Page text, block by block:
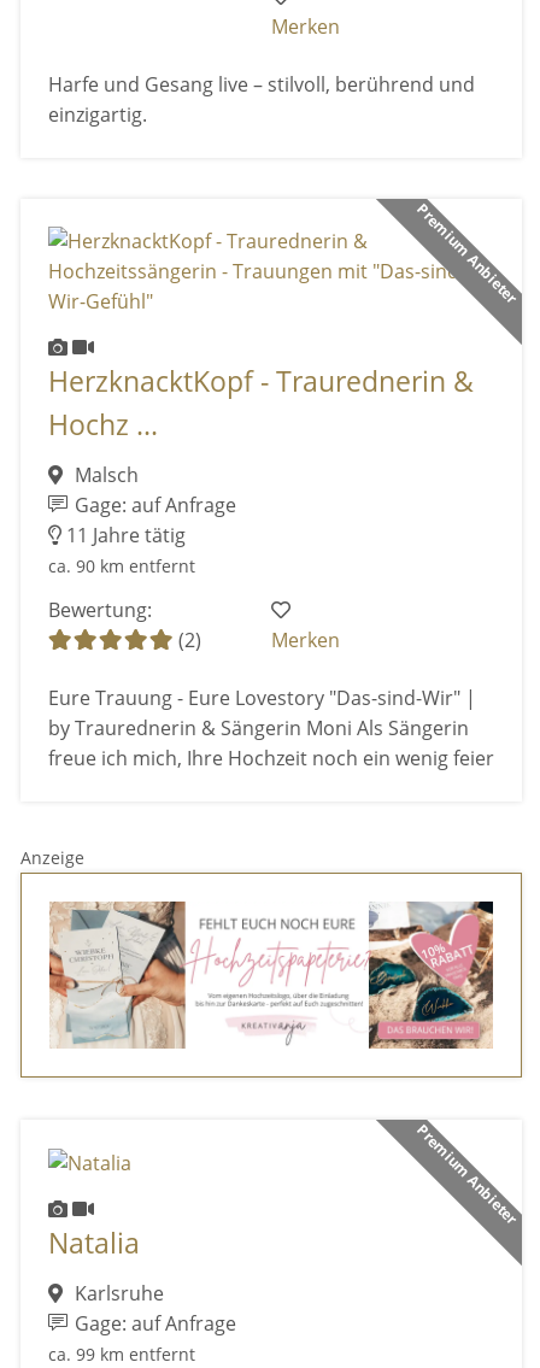
Merken
Harfe und Gesang live – stilvoll, berührend und
einzigartig.
Premium Anbieter
HerzknacktKopf - Traurednerin &
Hochz ...
Malsch
Gage: auf Anfrage
11 Jahre tätig
ca. 90 km entfernt
Bewertung:
(2)
Merken
Eure Trauung - Eure Lovestory "Das-sind-Wir" |
by Traurednerin & Sängerin Moni Als Sängerin
freue ich mich, Ihre Hochzeit noch ein wenig feier
Anzeige
Premium Anbieter
Natalia
Karlsruhe
Gage: auf Anfrage
ca. 99 km entfernt